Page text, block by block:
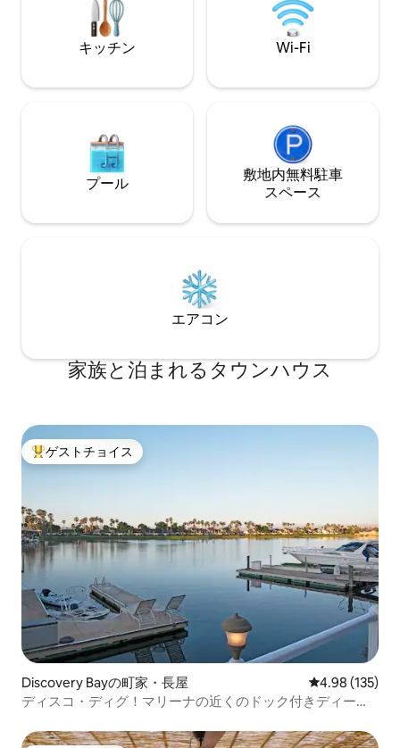
スルーム、レインシャワー、強力なWi-
Fi、ワークデスク、各部屋にラウンジチェ
アなどがあります。
ださい。
キッチン Wi-Fi
プール
敷地内無料駐⁠車
ス⁠ペ⁠ー⁠ス
エアコン
家族と泊まれるタウンハウス
大好評のゲストチョイスです。
ゲストチョイス
Discovery Bayの町家・長屋 レビュー135
4.98 (135)
ディスコ・ディグ！マリーナの近くのドック付きディープ